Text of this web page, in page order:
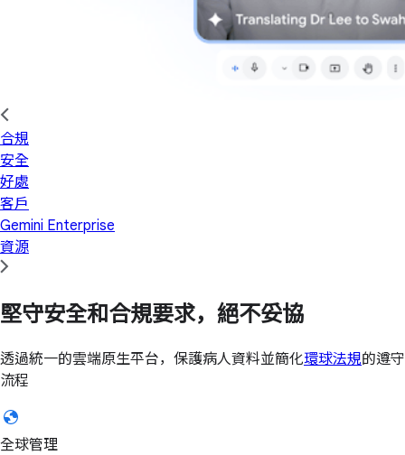
合規
安全
好處
客戶
Gemini Enterprise
資源
堅守安全和合規要求，絕不妥協
透過統一的雲端原生平台，保護病人資料並簡化環球法規的遵守
流程
全球管理